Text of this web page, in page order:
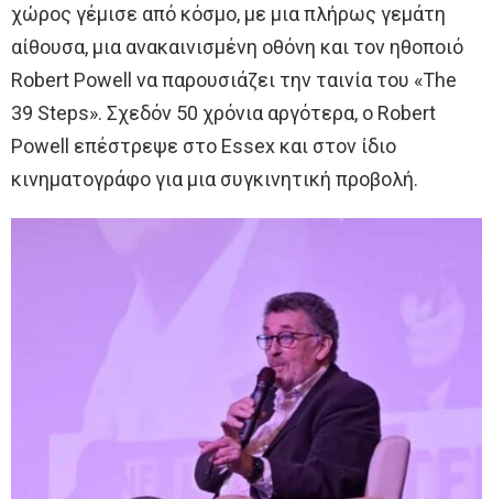
χώρος γέμισε από κόσμο, με μια πλήρως γεμάτη
αίθουσα, μια ανακαινισμένη οθόνη και τον ηθοποιό
Robert Powell να παρουσιάζει την ταινία του «The
39 Steps». Σχεδόν 50 χρόνια αργότερα, ο Robert
Powell επέστρεψε στο Εssex και στον ίδιο
κινηματογράφο για μια συγκινητική προβολή.